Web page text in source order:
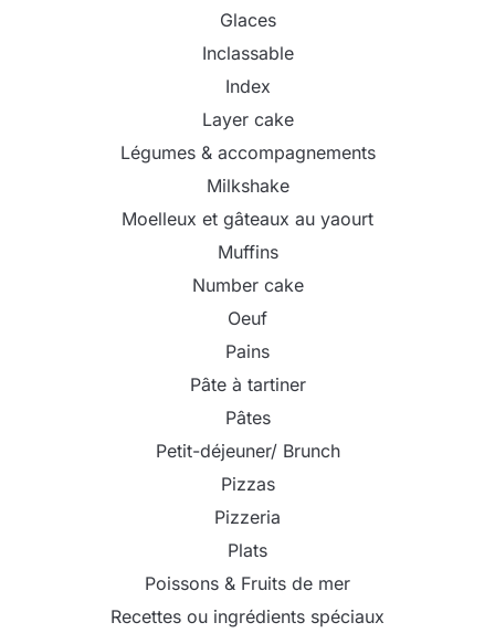
Glaces
Inclassable
Index
Layer cake
Légumes & accompagnements
Milkshake
Moelleux et gâteaux au yaourt
Muffins
Number cake
Oeuf
Pains
Pâte à tartiner
Pâtes
Petit-déjeuner/ Brunch
Pizzas
Pizzeria
Plats
Poissons & Fruits de mer
Recettes ou ingrédients spéciaux